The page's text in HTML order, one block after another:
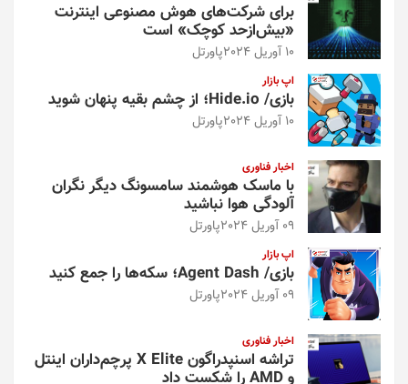
برای شرکت‌های هوش مصنوعی اینترنت
«بیش‌از‌حد کوچک» است
10 آوریل 2024 پاورتل
اپ بازار
بازی/ Hide.io؛ از چشم بقیه پنهان شوید
10 آوریل 2024 پاورتل
اخبار فناوری
با ماسک هوشمند سامسونگ دیگر نگران
آلودگی هوا نباشید
09 آوریل 2024 پاورتل
اپ بازار
بازی/ Agent Dash؛ سکه‌ها را جمع کنید
09 آوریل 2024 پاورتل
اخبار فناوری
تراشه اسنپدراگون X Elite پرچم‌داران اینتل
و AMD را شکست داد